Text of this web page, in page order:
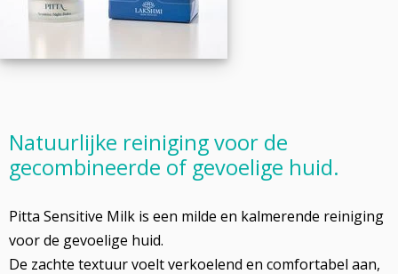
Natuurlijke reiniging voor de
gecombineerde of gevoelige huid.
Pitta Sensitive Milk is een milde en kalmerende reiniging
voor de gevoelige huid.
De zachte textuur voelt verkoelend en comfortabel aan,